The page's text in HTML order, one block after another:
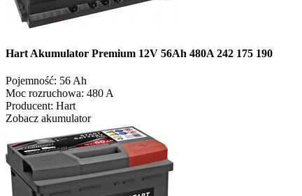
Hart Akumulator Premium 12V 56Ah 480A 242 175 190
Pojemność: 56 Ah
Moc rozruchowa: 480 A
Producent: Hart
Zobacz akumulator